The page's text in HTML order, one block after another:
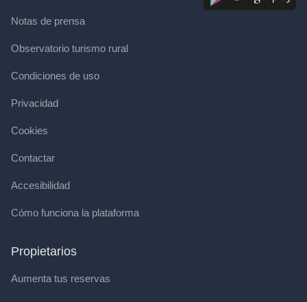
Notas de prensa
Observatorio turismo rural
Condiciones de uso
Privacidad
Cookies
Contactar
Accesibilidad
Cómo funciona la plataforma
Propietarios
Aumenta tus reservas